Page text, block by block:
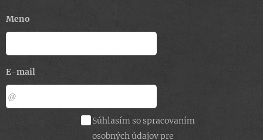
Meno
E-mail
Súhlasím so spracovaním
osobných údajov pre